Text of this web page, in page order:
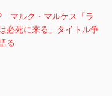
マルク・マルケス「ラ
必死に来る」タイトル争
る